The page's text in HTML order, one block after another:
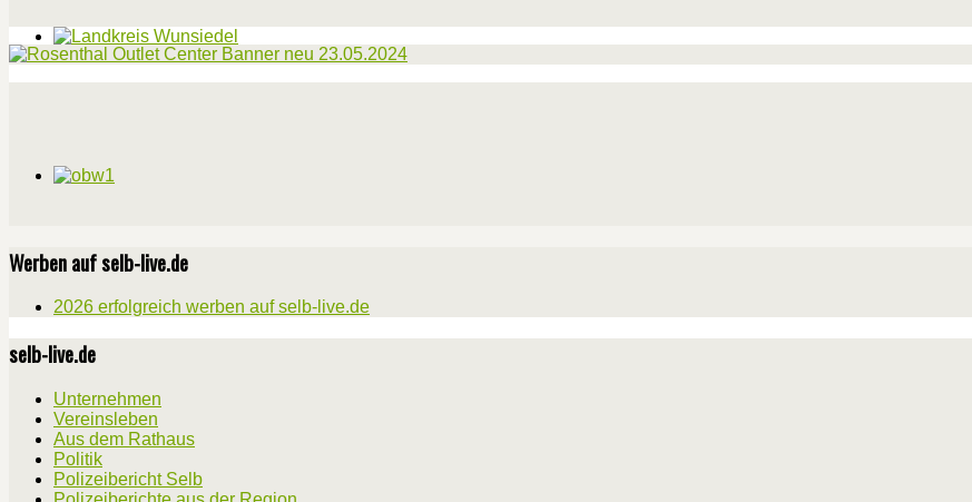
Werben auf selb-live.de
2026 erfolgreich werben auf selb-live.de
selb-live.de
Unternehmen
Vereinsleben
Aus dem Rathaus
Politik
Polizeibericht Selb